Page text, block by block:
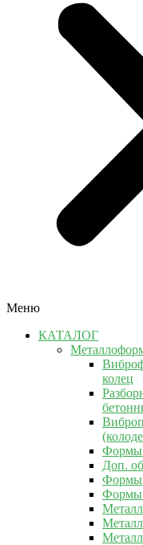
Меню
КАТАЛОГ
колец
Формы
Доп.
Формы
Формы